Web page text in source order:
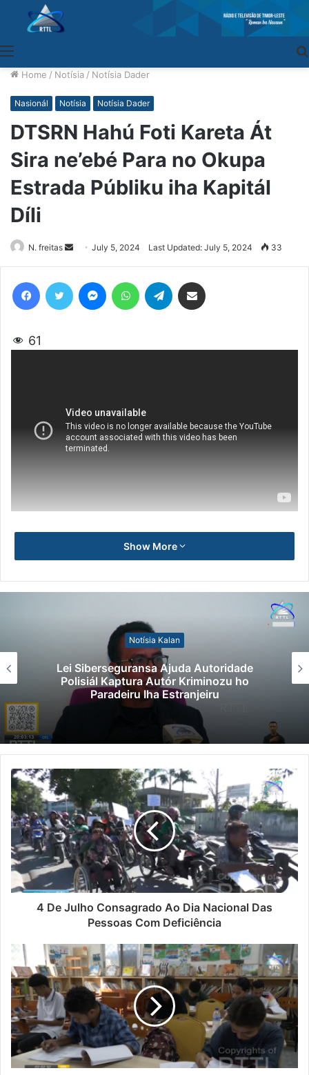
Home / Notísia / Notísia Dader
Nasionál Notísia Notísia Dader
DTSRN Hahú Foti Kareta Át
Sira ne’ebé Para no Okupa
Estrada Públiku iha Kapitál
Díli
N. freitas
Send
an
email
July 5, 2024 Last Updated: July 5, 2024 33
61
Show More
Notísia Kalan
Lei Siberseguransa Ajuda Autoridade
Polisiál Kaptura Autór Kriminozu ho
Paradeiru Iha Estranjeiru
4 De Julho Consagrado Ao Dia Nacional Das
Pessoas Com Deficiência